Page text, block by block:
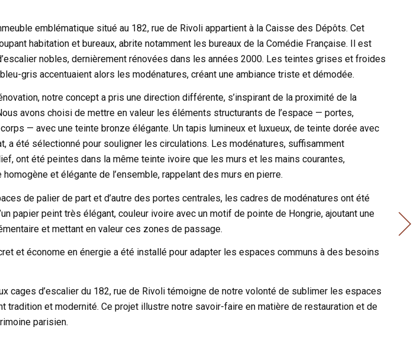
emblématique situé au 182, rue de Rivoli appartient à la Caisse des Dépôts. Cet
habitation et bureaux, abrite notamment les bureaux de la Comédie Française. Il est
nobles, dernièrement rénovées dans les années 2000. Les teintes grises et froides
gris accentuaient alors les modénatures, créant une ambiance triste et démodée.
notre concept a pris une direction différente, s’inspirant de la proximité de la
avons choisi de mettre en valeur les éléments structurants de l’espace — portes,
— avec une teinte bronze élégante. Un tapis lumineux et luxueux, de teinte dorée avec
a été sélectionné pour souligner les circulations. Les modénatures, suffisamment
ont été peintes dans la même teinte ivoire que les murs et les mains courantes,
et élégante de l’ensemble, rappelant des murs en pierre.
de palier de part et d’autre des portes centrales, les cadres de modénatures ont été
papier peint très élégant, couleur ivoire avec un motif de pointe de Hongrie, ajoutant une
et mettant en valeur ces zones de passage.
et économe en énergie a été installé pour adapter les espaces communs à des besoins
cages d’escalier du 182, rue de Rivoli témoigne de notre volonté de sublimer les espaces
tradition et modernité. Ce projet illustre notre savoir-faire en matière de restauration et de
parisien.